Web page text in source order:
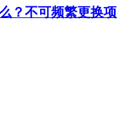
？不可频繁更换项